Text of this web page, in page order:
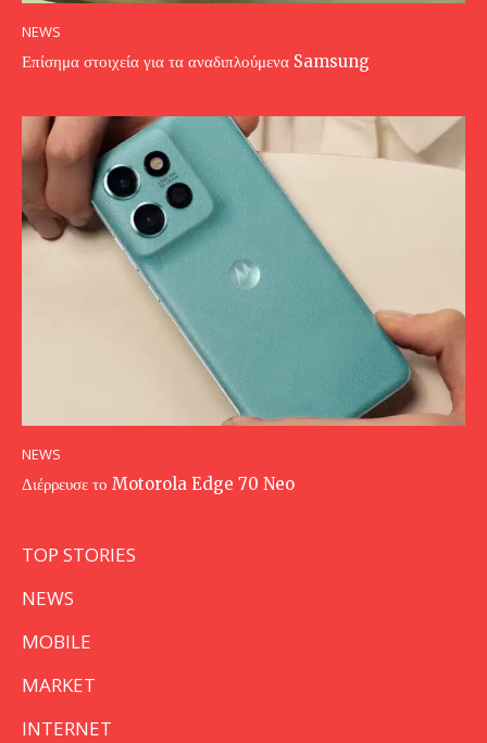
NEWS
Επίσημα στοιχεία για τα αναδιπλούμενα Samsung
NEWS
Διέρρευσε το Motorola Edge 70 Neo
TOP STORIES
NEWS
MOBILE
MARKET
INTERNET